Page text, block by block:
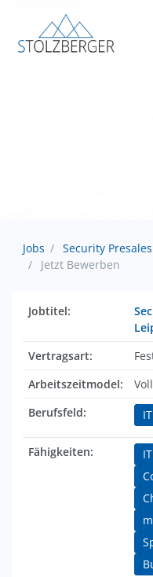
Jobs
Security
Jetzt Bewerben
Jobtitel:
Vertragsart:
Arbeitszeitmodel:
Berufsfeld:
Fähigkeiten: